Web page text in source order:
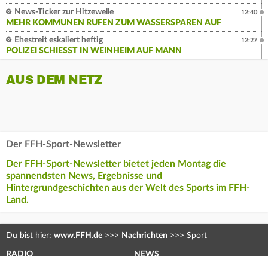
News-Ticker zur Hitzewelle
MEHR KOMMUNEN RUFEN ZUM WASSERSPAREN AUF
12:40
Ehestreit eskaliert heftig
POLIZEI SCHIESST IN WEINHEIM AUF MANN
12:27
AUS DEM NETZ
Der FFH-Sport-Newsletter
Der FFH-Sport-Newsletter bietet jeden Montag die
spannendsten News, Ergebnisse und
Hintergrundgeschichten aus der Welt des Sports im FFH-
Land.
Du bist hier: www.FFH.de >>> Nachrichten >>> Sport
RADIO NEWS